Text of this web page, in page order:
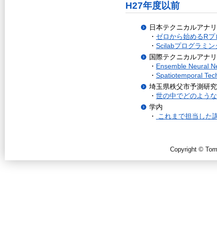
H27年度以前
日本テクニカルアナ
・ ゼロから始めるR
・ Scilabプログラミ
国際テクニカルアナ
・ Ensemble Neural
・ Spatiotemporal
埼玉県秩父市予測研
・ 世の中でどのよう
学内
・
これまで担当した
Copyright ©